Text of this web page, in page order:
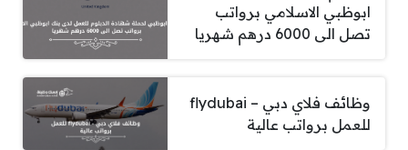
ابوظبي الاسلامي برواتب
تصل الى 6000 درهم شهريا
وظائف فلاي دبي – flydubai
للعمل برواتب عالية